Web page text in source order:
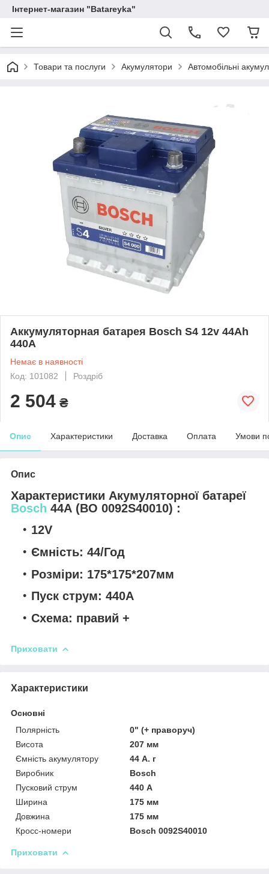
Інтернет-магазин "Batareyka"
Товари та послуги Акумулятори Автомобільні
Аккумуляторная батарея Bosch S4 12v 44Аh
440A
Немає в наявності
Код: 101082
Роздріб
2 504 ₴
Опис Характеристики Доставка Оплата Умови
Опис
Характеристики Акумуляторної батареї
Bosch 44А (BO 0092S40010) :
12V
Ємність: 44/Год
Розміри: 175*175*207мм
Пуск струм: 440А
Схема: правий +
Приховати
Характеристики
Основні
Полярність
0" (+ праворуч)
Висота
207 мм
Ємність акумулятору
44 А. г
Виробник
Bosch
Пусковий струм
440 А
Ширина
175 мм
Довжина
175 мм
Кросс-номери
Bosch 0092S40010
Приховати